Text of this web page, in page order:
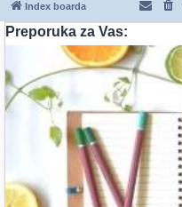
Index boarda
Preporuka za Vas: